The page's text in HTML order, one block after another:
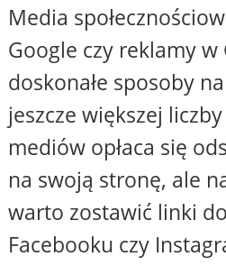
Media
Google czy reklamy w
doskonałe sposoby
jeszcze większej
mediów opłaca się
na swoją stronę, ale
warto zostawić linki
Facebooku czy